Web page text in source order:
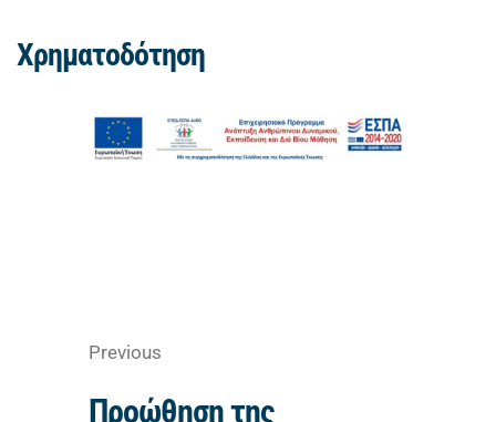
Χρηματοδότηση
Previous
Προώθηση της